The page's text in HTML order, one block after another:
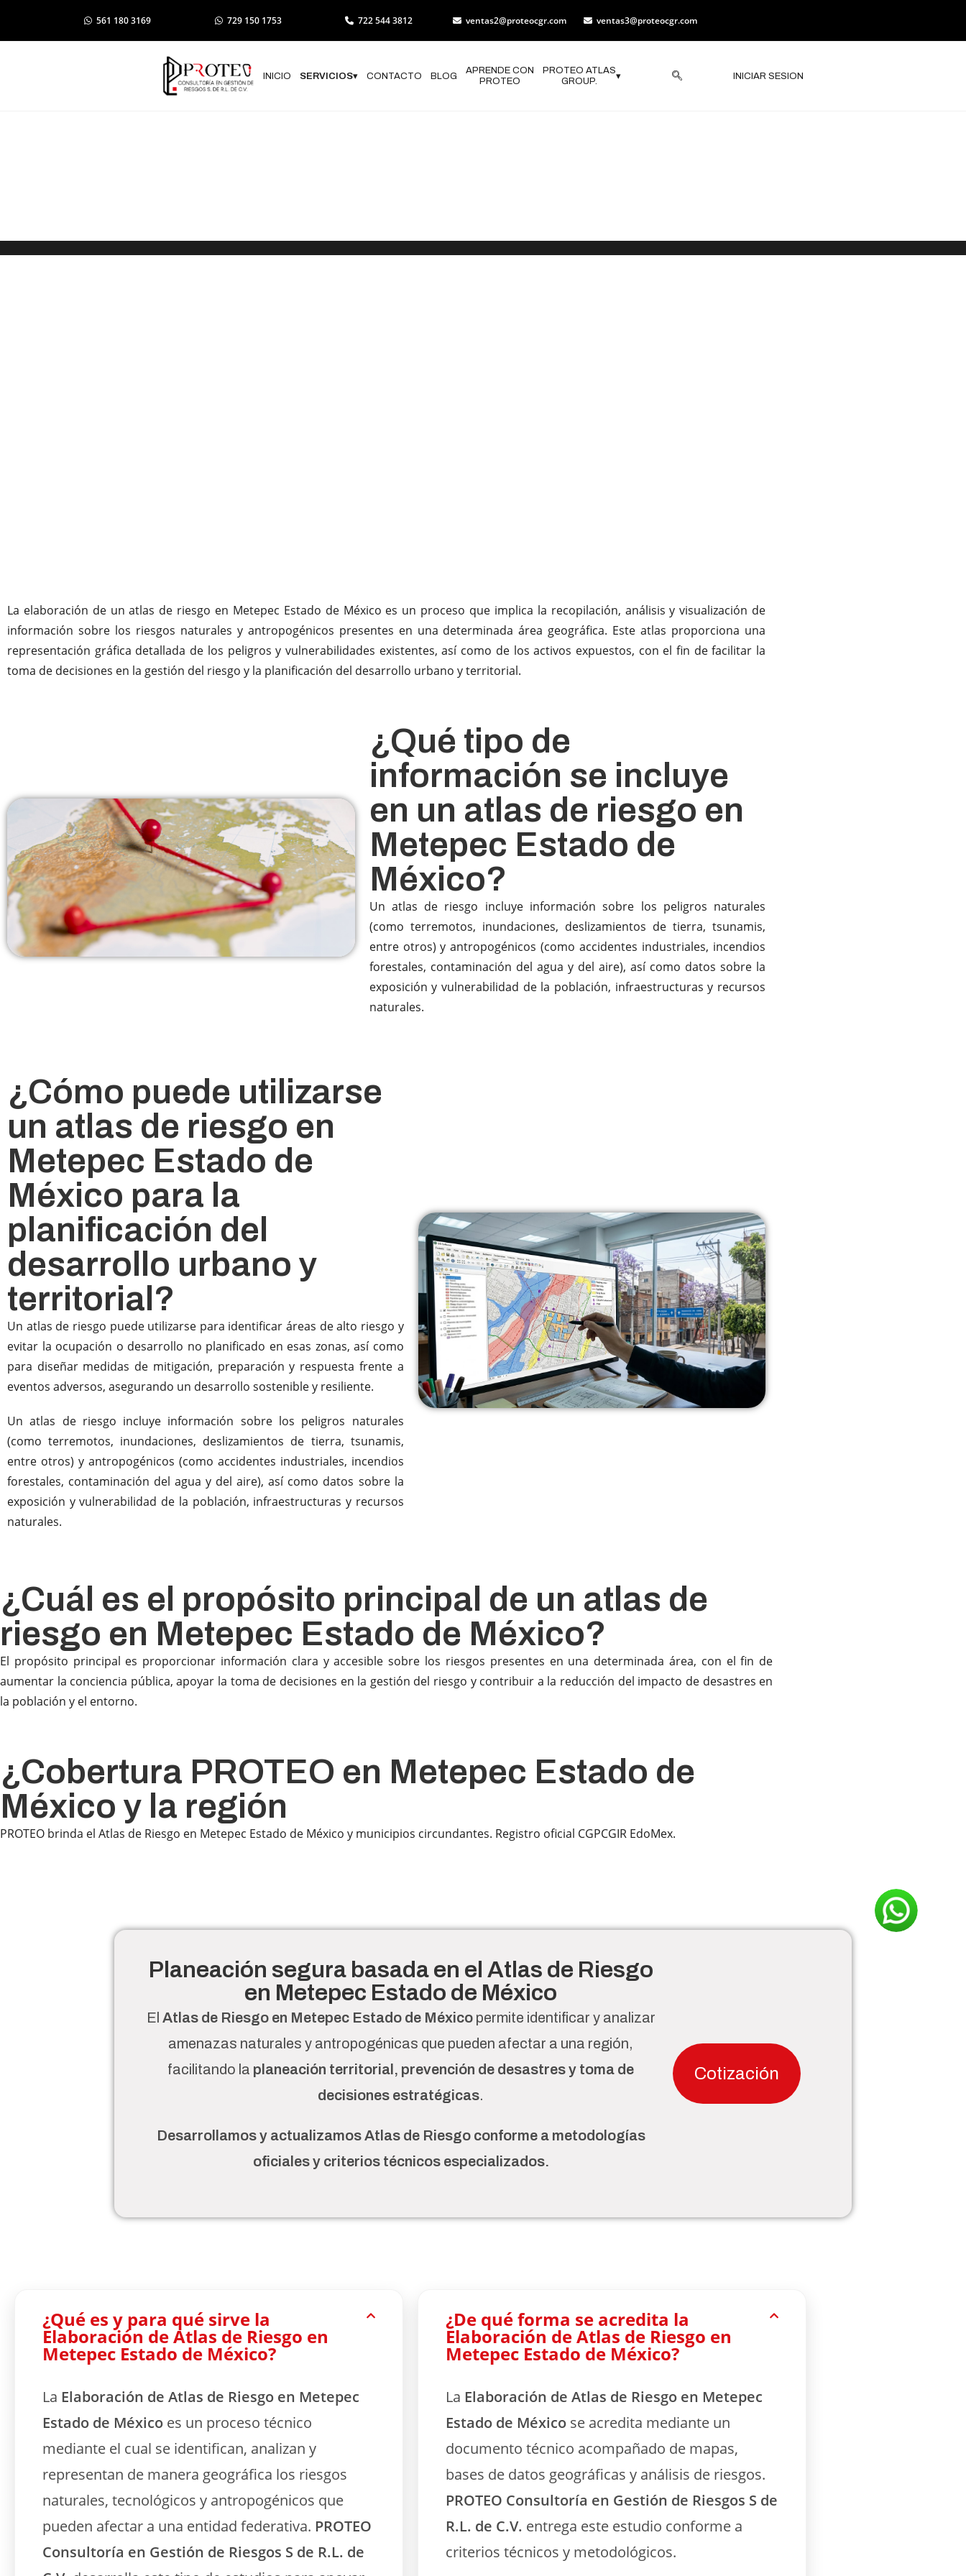
561 180 3169 729 150 1753 722 544 3812 ventas2@proteocgr.com ventas3@proteocgr.com
INICIO SERVICIOS▾ CONTACTO BLOG
APRENDE CON
PROTEO
PROTEO ATLAS
GROUP.
▾ INICIAR SESION
La elaboración de un atlas de riesgo en Metepec Estado de México es un proceso que implica la recopilación, análisis y visualización de
información sobre los riesgos naturales y antropogénicos presentes en una determinada área geográfica. Este atlas proporciona una
representación gráfica detallada de los peligros y vulnerabilidades existentes, así como de los activos expuestos, con el fin de facilitar la
toma de decisiones en la gestión del riesgo y la planificación del desarrollo urbano y territorial.
¿Qué tipo de
información se incluye
en un atlas de riesgo en
Metepec Estado de
México?​
Un atlas de riesgo incluye información sobre los peligros naturales
(como terremotos, inundaciones, deslizamientos de tierra, tsunamis,
entre otros) y antropogénicos (como accidentes industriales, incendios
forestales, contaminación del agua y del aire), así como datos sobre la
exposición y vulnerabilidad de la población, infraestructuras y recursos
naturales.
¿Cómo puede utilizarse
un atlas de riesgo en
Metepec Estado de
México para la
planificación del
desarrollo urbano y
territorial?
Un atlas de riesgo puede utilizarse para identificar áreas de alto riesgo y
evitar la ocupación o desarrollo no planificado en esas zonas, así como
para diseñar medidas de mitigación, preparación y respuesta frente a
eventos adversos, asegurando un desarrollo sostenible y resiliente.
Un atlas de riesgo incluye información sobre los peligros naturales
(como terremotos, inundaciones, deslizamientos de tierra, tsunamis,
entre otros) y antropogénicos (como accidentes industriales, incendios
forestales, contaminación del agua y del aire), así como datos sobre la
exposición y vulnerabilidad de la población, infraestructuras y recursos
naturales.
¿Cuál es el propósito principal de un atlas de
riesgo en Metepec Estado de México?
El propósito principal es proporcionar información clara y accesible sobre los riesgos presentes en una determinada área, con el fin de
aumentar la conciencia pública, apoyar la toma de decisiones en la gestión del riesgo y contribuir a la reducción del impacto de desastres en
la población y el entorno.
¿Cobertura PROTEO en Metepec Estado de
México y la región
PROTEO brinda el Atlas de Riesgo en Metepec Estado de México y municipios circundantes. Registro oficial CGPCGIR EdoMex.
Planeación segura basada en el Atlas de Riesgo
en Metepec Estado de México
El Atlas de Riesgo en Metepec Estado de México permite identificar y analizar
amenazas naturales y antropogénicas que pueden afectar a una región,
facilitando la planeación territorial, prevención de desastres y toma de
decisiones estratégicas.
Desarrollamos y actualizamos Atlas de Riesgo conforme a metodologías
oficiales y criterios técnicos especializados.
Cotización
¿Qué es y para qué sirve la
Elaboración de Atlas de Riesgo en
Metepec Estado de México?
La Elaboración de Atlas de Riesgo en Metepec
Estado de México es un proceso técnico
mediante el cual se identifican, analizan y
representan de manera geográfica los riesgos
naturales, tecnológicos y antropogénicos que
pueden afectar a una entidad federativa. PROTEO
Consultoría en Gestión de Riesgos S de R.L. de
¿De qué forma se acredita la
Elaboración de Atlas de Riesgo en
Metepec Estado de México?
La Elaboración de Atlas de Riesgo en Metepec
Estado de México se acredita mediante un
documento técnico acompañado de mapas,
bases de datos geográficas y análisis de riesgos.
PROTEO Consultoría en Gestión de Riesgos S de
R.L. de C.V. entrega este estudio conforme a
criterios técnicos y metodológicos.